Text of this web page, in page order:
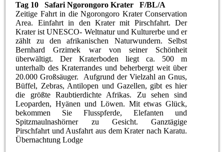
Tag 10 Safari Ngorongoro Krater F/BL/A
Zeitige Fahrt in die Ngorongoro Krater Conservation
Area. Einfahrt in den Krater mit Pirschfahrt. Der
Krater ist UNESCO- Weltnatur und Kulturerbe und er
zählt zu den afrikanischen Naturwundern. Selbst
Bernhard Grzimek war von seiner Schönheit
überwältigt. Der Kraterboden liegt ca. 500 m
unterhalb des Kraterrandes und beherbergt weit über
20.000 Großsäuger. Aufgrund der Vielzahl an Gnus,
Büffel, Zebras, Antilopen und Gazellen, gibt es hier
die größte Raubtierdichte Afrikas. Zu sehen sind
Leoparden, Hyänen und Löwen. Mit etwas Glück,
bekommen Sie Flusspferde, Elefanten und
Spitzmaulnashörner zu Gesicht. Ganztägige
Pirschfahrt und Ausfahrt aus dem Krater nach Karatu.
Übernachtung Lodge